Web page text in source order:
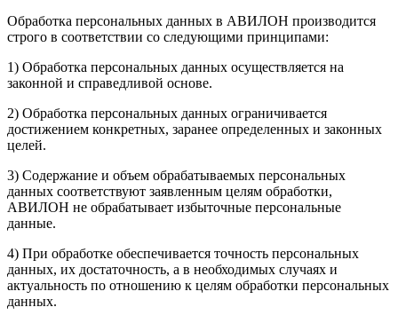
Обработка персональных данных в АВИЛОН производится
строго в соответствии со следующими принципами:
1) Обработка персональных данных осуществляется на
законной и справедливой основе.
2) Обработка персональных данных ограничивается
достижением конкретных, заранее определенных и законных
целей.
3) Содержание и объем обрабатываемых персональных
данных соответствуют заявленным целям обработки,
АВИЛОН не обрабатывает избыточные персональные
данные.
4) При обработке обеспечивается точность персональных
данных, их достаточность, а в необходимых случаях и
актуальность по отношению к целям обработки персональных
данных.